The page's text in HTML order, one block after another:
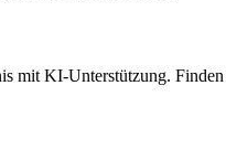
mit KI-Unterstützung.